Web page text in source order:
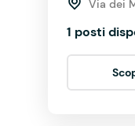
Via dei
1 posti